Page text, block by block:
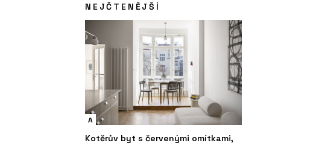
NEJČTENĚJŠÍ
A
Kotěrův byt s červenými omítkami,